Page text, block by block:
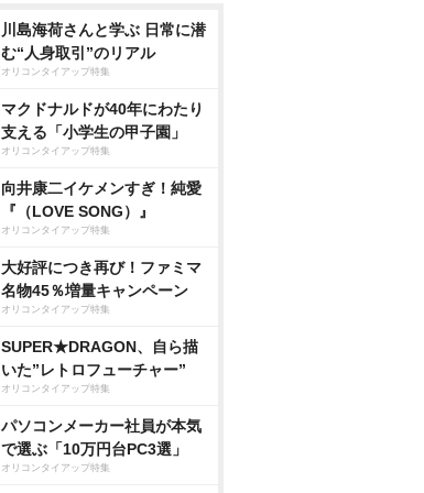
川島海荷さんと学ぶ 日常に潜
む“人身取引”のリアル
オリコンタイアップ特集
マクドナルドが40年にわたり
支える「小学生の甲子園」
オリコンタイアップ特集
向井康二イケメンすぎ！純愛
『（LOVE SONG）』
オリコンタイアップ特集
大好評につき再び！ファミマ
名物45％増量キャンペーン
オリコンタイアップ特集
SUPER★DRAGON、自ら描
いた”レトロフューチャー”
オリコンタイアップ特集
パソコンメーカー社員が本気
で選ぶ「10万円台PC3選」
オリコンタイアップ特集